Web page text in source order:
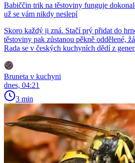
Babiččin trik na těstoviny funguje
už se vám nikdy neslepí
Skoro každý ji zná. Stačí prý přidat do
těstoviny pak zůstanou pěkně oddělené,
Rada se v českých kuchyních dědí z
Bruneta v kuchyni
dnes, 04:21
3 min